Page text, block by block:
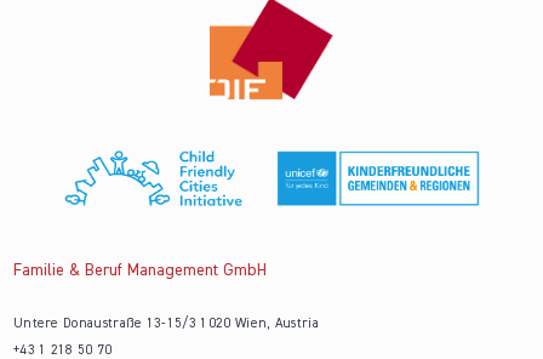
Familie & Beruf Management GmbH
Untere Donaustraße 13-15/3 1020 Wien, Austria
+43 1 218 50 70